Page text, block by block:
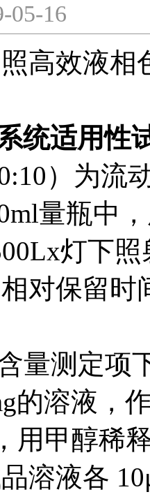
05-16
照高效液相
统适用性
）为流
量瓶中
灯下
对保留时
量测定项
的溶液，
用甲醇稀
溶液各